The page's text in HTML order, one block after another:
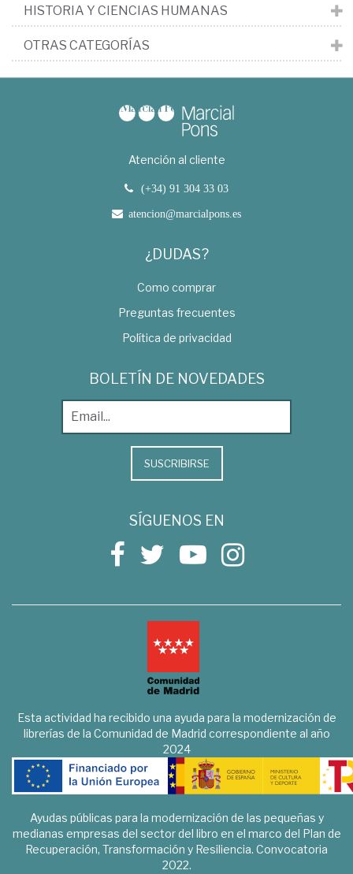
HISTORIA Y CIENCIAS HUMANAS
OTRAS CATEGORÍAS
Atención al cliente
(+34) 91 304 33 03
atencion@marcialpons.es
¿DUDAS?
Como comprar
Preguntas frecuentes
Política de privacidad
BOLETÍN DE NOVEDADES
SUSCRIBIRSE
SÍGUENOS EN
Esta actividad ha recibido una ayuda para la modernización de
librerías de la Comunidad de Madrid correspondiente al año
2024
Ayudas públicas para la modernización de las pequeñas y
medianas empresas del sector del libro en el marco del Plan de
Recuperación, Transformación y Resiliencia. Convocatoria
2022.